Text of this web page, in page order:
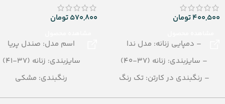
400,500تومان
– دمپایی زنانه: مدل ندا
– سایزبندی: زنانه (37-40)
– رنگبندی در کارتن: تک رنگ
( مشکی، طالیی، رزگلد، پالتینی)
570,800تومان
اسم مدل: صندل پریا
سایزبندی: زنانه (37-41)
رنگبندی: مشکی
تعداد در کارتن: 12 جفت